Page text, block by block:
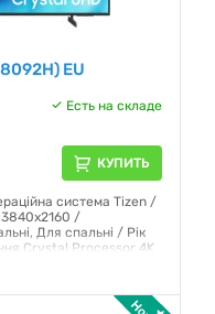
EU
Есть на складе
КУПИТЬ
система Tizen /
3840x2160 /
Для спальні / Рік
Crystal Processor 4K